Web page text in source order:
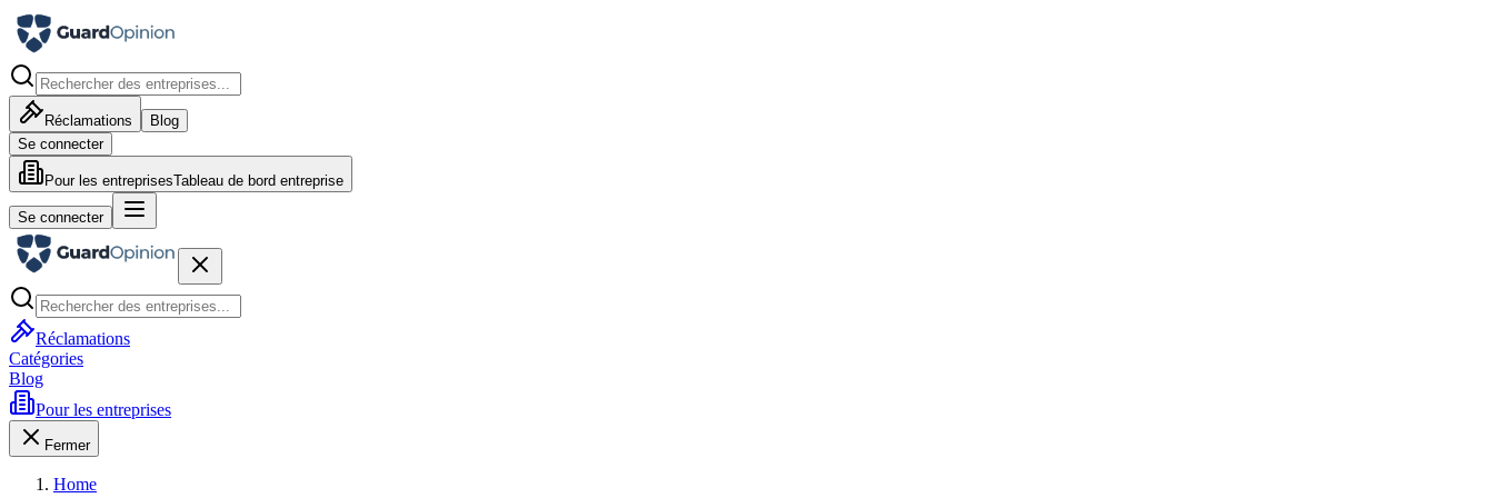
Réclamations
Blog
Se connecter
Pour les entreprisesTableau de bord entreprise
Se connecter
Réclamations
Catégories
Blog
Pour les entreprises
Fermer
Home